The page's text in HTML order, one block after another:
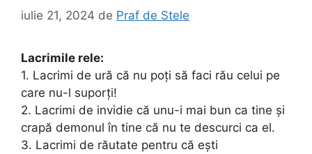
iulie 21, 2024 de Praf de Stele
Lacrimile rele:
1. Lacrimi de ură că nu poți să faci rău celui pe
care nu-l suporți!
2. Lacrimi de invidie că unu-i mai bun ca tine și
crapă demonul în tine că nu te descurci ca el.
3. Lacrimi de răutate pentru că ești